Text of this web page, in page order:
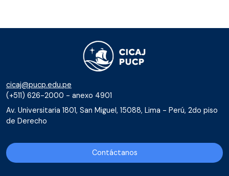
cicaj@pucp.edu.pe
(+511) 626-2000 - anexo 4901
Av. Universitaria 1801, San Miguel, 15088, Lima - Perú, 2do piso
de Derecho
Contáctanos